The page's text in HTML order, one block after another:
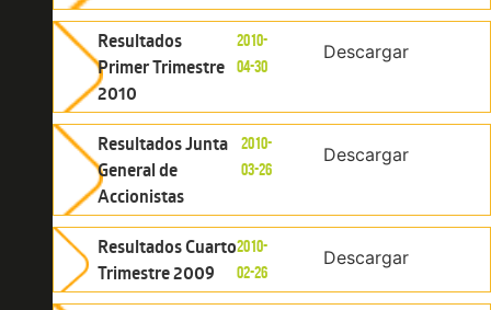
Resultados
Primer Trimestre
2010
2010-
04-30
Descargar
Resultados Junta
General de
Accionistas
2010-
03-26
Descargar
Resultados Cuarto
Trimestre 2009
2010-
02-26
Descargar